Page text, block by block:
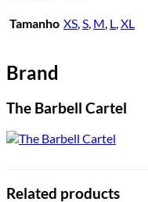
Tamanho XS,S, M, L,XL
Brand
The Barbell Cartel
Related products